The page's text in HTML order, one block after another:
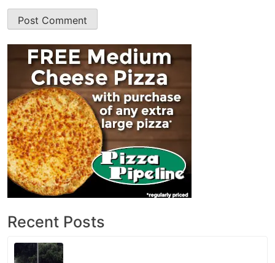
Recent Posts